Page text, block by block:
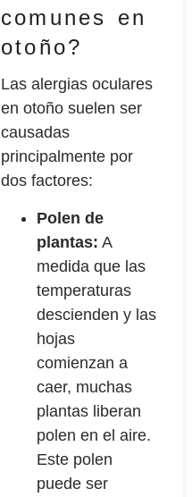
comunes en
otoño?
Las alergias oculares
en otoño suelen ser
causadas
principalmente por
dos factores:
Polen de
plantas: A
medida que las
temperaturas
descienden y las
hojas
comienzan a
caer, muchas
plantas liberan
polen en el aire.
Este polen
puede ser